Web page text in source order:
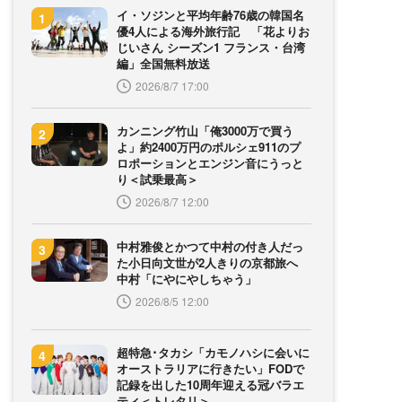
イ・ソジンと平均年齢76歳の韓国名
優4人による海外旅行記 「花よりお
じいさん シーズン1 フランス・台湾
編」全国無料放送
2026/8/7 17:00
カンニング竹山「俺3000万で買う
よ」約2400万円のポルシェ911のプ
ロポーションとエンジン音にうっと
り＜試乗最高＞
2026/8/7 12:00
中村雅俊とかつて中村の付き人だっ
た小日向文世が2人きりの京都旅へ
中村「にやにやしちゃう」
2026/8/5 12:00
超特急･タカシ「カモノハシに会いに
オーストラリアに行きたい」FODで
記録を出した10周年迎える冠バラエ